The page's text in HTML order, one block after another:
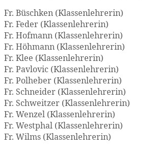
Fr. Büschken (Klassenlehrerin)
Fr. Feder (Klassenlehrerin)
Fr. Hofmann (Klassenlehrerin)
Fr. Höhmann (Klassenlehrerin)
Fr. Klee (Klassenlehrerin)
Fr. Pavlovic (Klassenlehrerin)
Fr. Polheber (Klassenlehrerin)
Fr. Schneider (Klassenlehrerin)
Fr. Schweitzer (Klassenlehrerin)
Fr. Wenzel (Klassenlehrerin)
Fr. Westphal (Klassenlehrerin)
Fr. Wilms (Klassenlehrerin)